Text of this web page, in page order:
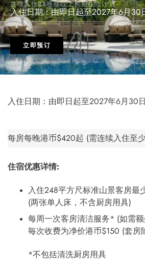
连续入住28晚或以上长期住宿计划
入住日期：由即日起至2027年6月30
立即预订
入住日期：由即日起至2027年6月30日
每房每晚港币$420起 (需连续入住至
住宿优惠详情:
入住248平方尺标准山景客房最
(两张单人床，不含厨房用具)
每周一次客房清洁服务* (如需额
毎次收费为净价港币$150 (套房
*不包括清洗厨房用具